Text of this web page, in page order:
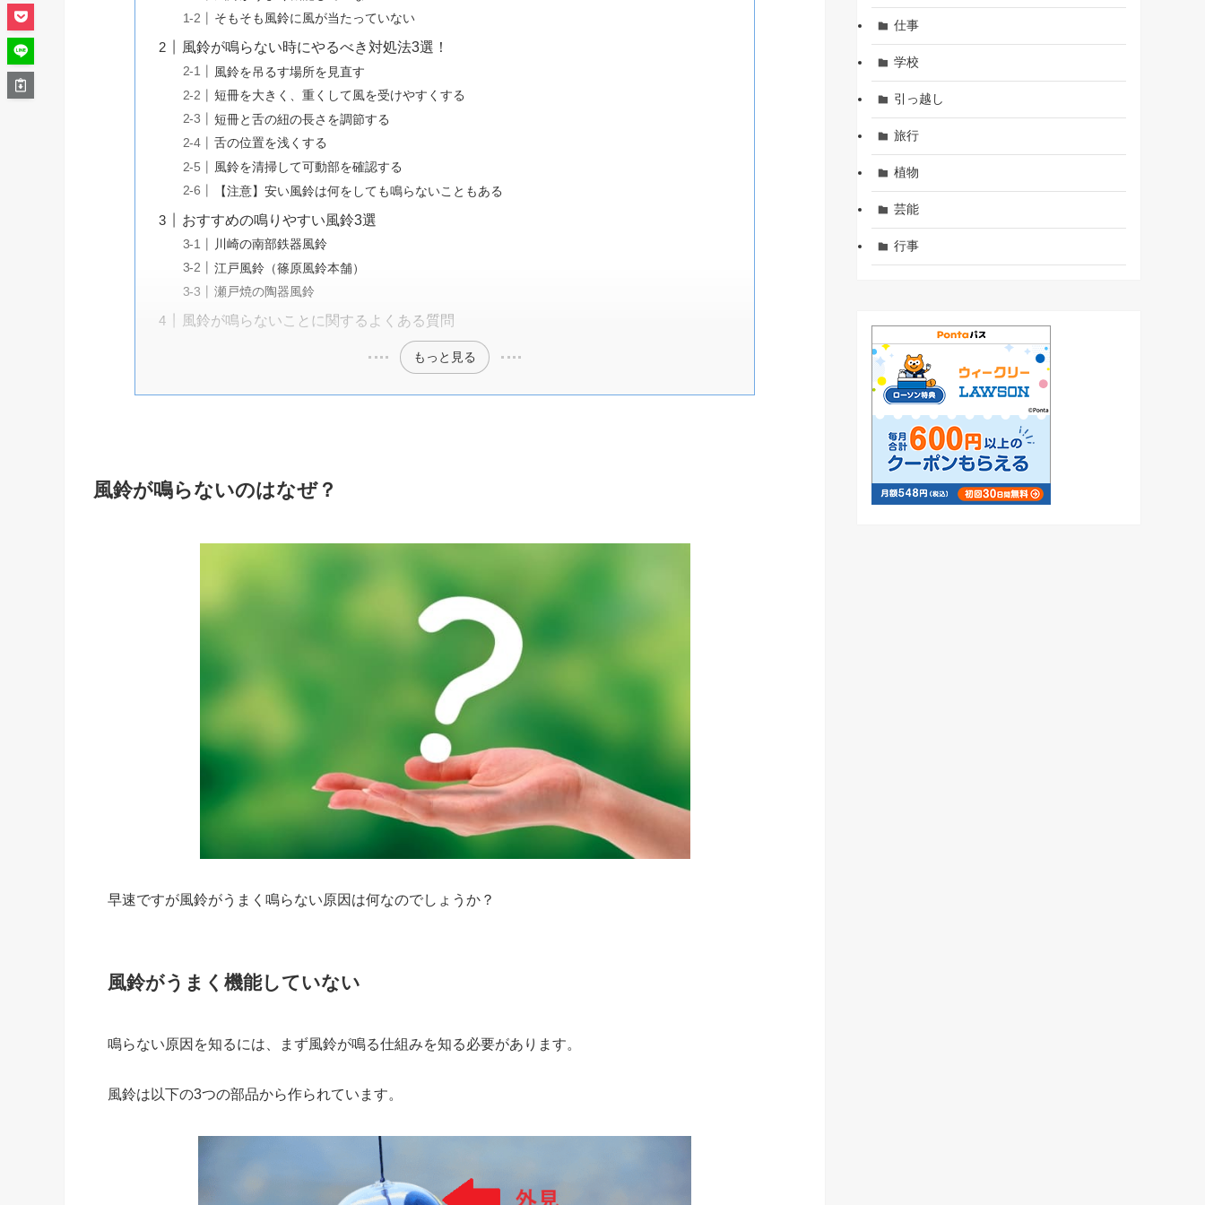
そもそも風鈴に風が当たっていない
風鈴が鳴らない時にやるべき対処法3選！
風鈴を吊るす場所を見直す
短冊を大きく、重くして風を受けやすくする
短冊と舌の紐の長さを調節する
舌の位置を浅くする
風鈴を清掃して可動部を確認する
【注意】安い風鈴は何をしても鳴らないこともある
おすすめの鳴りやすい風鈴3選
川崎の南部鉄器風鈴
江戸風鈴（篠原風鈴本舗）
瀬戸焼の陶器風鈴
風鈴が鳴らないことに関するよくある質問
もっと見る
風鈴が鳴らないのはなぜ？
早速ですが風鈴がうまく鳴らない原因は何なのでしょうか？
風鈴がうまく機能していない
鳴らない原因を知るには、まず風鈴が鳴る仕組みを知る必要があります。
風鈴は以下の3つの部品から作られています。
仕事
学校
引っ越し
旅行
植物
芸能
行事